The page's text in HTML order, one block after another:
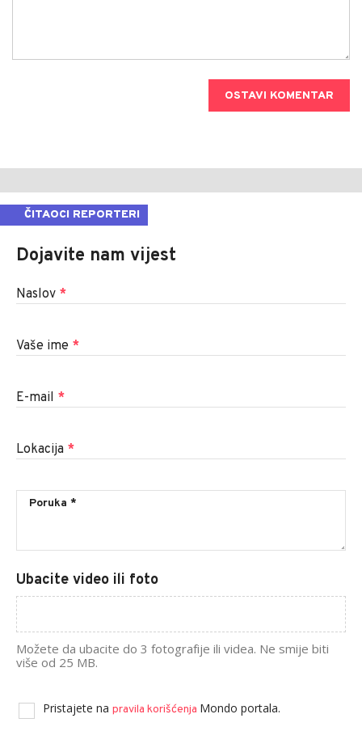
OSTAVI KOMENTAR
ČITAOCI REPORTERI
Dojavite nam vijest
Naslov *
Vaše ime *
E-mail *
Lokacija *
Ubacite video ili foto
Možete da ubacite do 3 fotografije ili videa. Ne smije biti
više od 25 MB.
Pristajete na pravila korišćenja Mondo portala.